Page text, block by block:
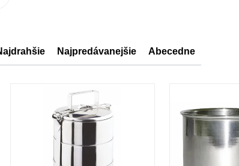
Najpredávanejšie Abecedne